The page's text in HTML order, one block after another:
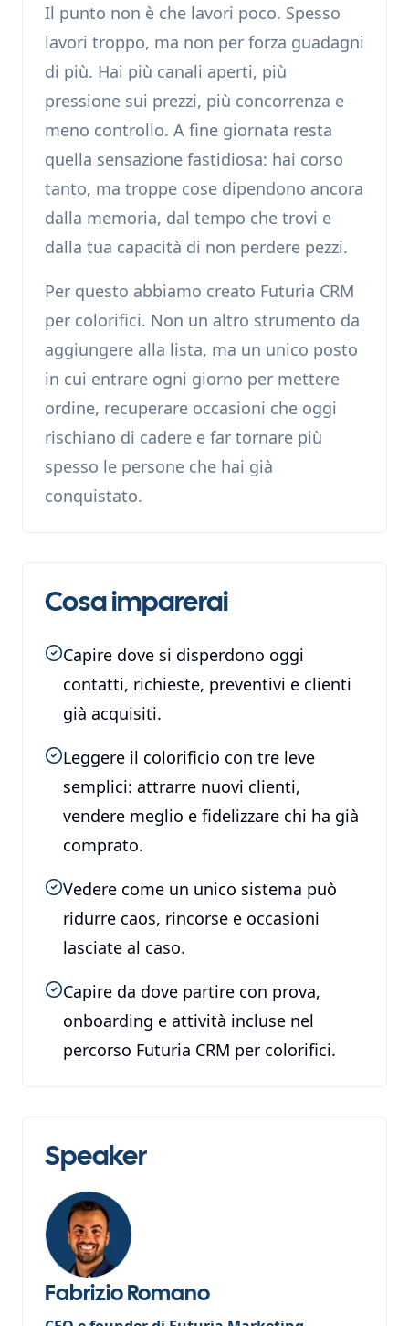
Il punto non è che lavori poco. Spesso
lavori troppo, ma non per forza guadagni
di più. Hai più canali aperti, più
pressione sui prezzi, più concorrenza e
meno controllo. A fine giornata resta
quella sensazione fastidiosa: hai corso
tanto, ma troppe cose dipendono ancora
dalla memoria, dal tempo che trovi e
dalla tua capacità di non perdere pezzi.
Per questo abbiamo creato Futuria CRM
per colorifici. Non un altro strumento da
aggiungere alla lista, ma un unico posto
in cui entrare ogni giorno per mettere
ordine, recuperare occasioni che oggi
rischiano di cadere e far tornare più
spesso le persone che hai già
conquistato.
Cosa imparerai
Capire dove si disperdono oggi
contatti, richieste, preventivi e clienti
già acquisiti.
Leggere il colorificio con tre leve
semplici: attrarre nuovi clienti,
vendere meglio e fidelizzare chi ha già
comprato.
Vedere come un unico sistema può
ridurre caos, rincorse e occasioni
lasciate al caso.
Capire da dove partire con prova,
onboarding e attività incluse nel
percorso Futuria CRM per colorifici.
Speaker
Fabrizio Romano